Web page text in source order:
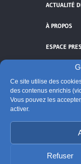
Ce site utilise des
des contenus enrichis
Vous pouvez les
activer.
Refuser
ACTUALITÉ
À PROPOS
ESPACE
Cliquez
vidéos
©
Édité par la